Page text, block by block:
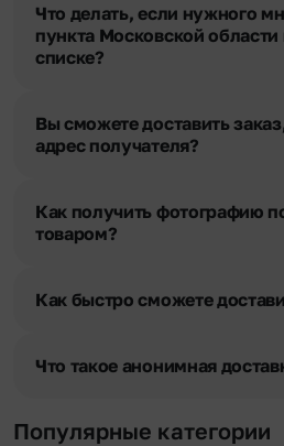
ограничения), Qiwi Кошелек.
Через Робокасса.
горячей линии или в чате, они
Что делать, если нужного
пункта Московской области
списке?
Вы сможете доставить
адрес получателя?
уточняют адрес и удобное время
Как получить фотографию
товаром?
разрешения получателя, после чего
Как быстро сможете
отрезка. Хотите получить цветы
Что такое анонимная
«Анонимная доставка». Мы
Популярные категории